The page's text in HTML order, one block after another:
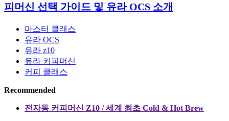
피머신 선택 가이드 및 유라 OCS 소개
마스터 클래스
유라 OCS
유라 z10
유라 커피머신
커피 클래스
Recommended
전자동 커피머신 Z10 / 세계 최초 Cold & Hot Brew